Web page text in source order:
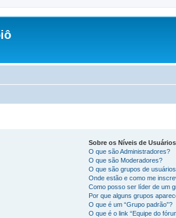
Sobre os Níveis de
O que são Administradores?
O que são Moderadores?
O que são grupos de
Onde estão e como me
Como posso ser líder de um
Por que alguns grupos
O que é um “Grupo padrão”?
O que é o link “Equipe do